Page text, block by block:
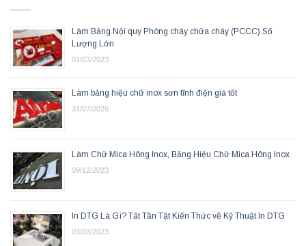
Làm Bảng Nội quy Phòng cháy chữa cháy (PCCC) Số
Lượng Lớn
01/03/2023
Làm bảng hiệu chữ inox sơn tĩnh điện giá tốt
31/07/2026
Làm Chữ Mica Hông Inox, Bảng Hiệu Chữ Mica Hông Inox
09/12/2023
In DTG Là Gì? Tất Tần Tật Kiến Thức về Kỹ Thuật In DTG
03/03/2023